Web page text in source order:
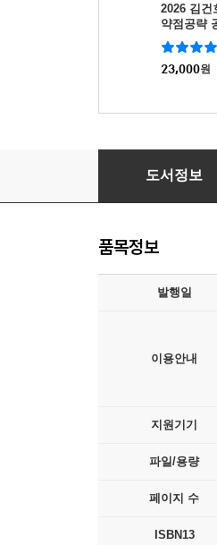
2026 김건
약점공략
문 모의고사
23,000원
2026 김건호 행정
도서정보
품목정보
발행일
이용안내
지원기기
파일/용량
페이지 수
ISBN13